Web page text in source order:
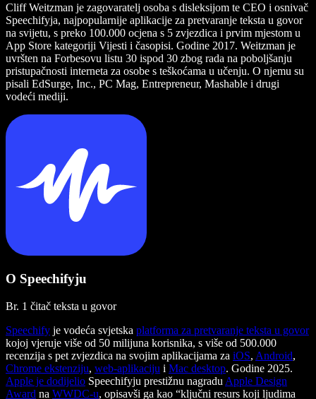
Cliff Weitzman je zagovaratelj osoba s disleksijom te CEO i osnivač
Speechifyja, najpopularnije aplikacije za pretvaranje teksta u govor
na svijetu, s preko 100.000 ocjena s 5 zvjezdica i prvim mjestom u
App Store kategoriji Vijesti i časopisi. Godine 2017. Weitzman je
uvršten na Forbesovu listu 30 ispod 30 zbog rada na poboljšanju
pristupačnosti interneta za osobe s teškoćama u učenju. O njemu su
pisali EdSurge, Inc., PC Mag, Entrepreneur, Mashable i drugi
vodeći mediji.
O Speechifyju
Br. 1 čitač teksta u govor
Speechify je vodeća svjetska platforma za pretvaranje teksta u govor
kojoj vjeruje više od 50 milijuna korisnika, s više od 500.000
recenzija s pet zvjezdica na svojim aplikacijama za iOS, Android,
Chrome ekstenziju, web-aplikaciju i Mac desktop. Godine 2025.
Apple je dodijelio Speechifyju prestižnu nagradu Apple Design
Award na WWDC-u, opisavši ga kao “ključni resurs koji ljudima